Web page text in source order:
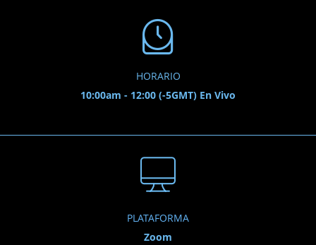
HORARIO
10:00am - 12:00 (-5GMT) En Vivo
PLATAFORMA
Zoom